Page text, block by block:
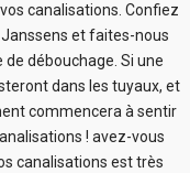
canalisations. Confiez
et faites-nous
débouchage. Si une
dans les tuyaux, et
commencera à sentir
! avez-vous
canalisations est très